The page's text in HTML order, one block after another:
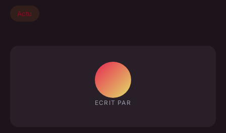
Actu
ECRIT PAR